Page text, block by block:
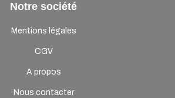
Notre société
Mentions légales
CGV
A propos
Nous contacter